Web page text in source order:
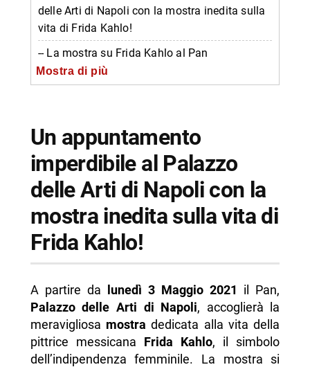
delle Arti di Napoli con la mostra inedita sulla
vita di Frida Kahlo!
-- La mostra su Frida Kahlo al Pan
-- Le norme e gli orari
-- Scopri di più da Napolike.it
Mostra di più
Un appuntamento
imperdibile al Palazzo
delle Arti di Napoli con la
mostra inedita sulla vita di
Frida Kahlo!
A partire da lunedì 3 Maggio 2021
il Pan,
Palazzo delle Arti di Napoli, accoglierà la
meravigliosa mostra dedicata alla vita della
pittrice messicana Frida Kahlo, il simbolo
dell’indipendenza femminile. La mostra si